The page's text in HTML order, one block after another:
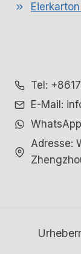
Tel:
E-Mail:
Adresse: